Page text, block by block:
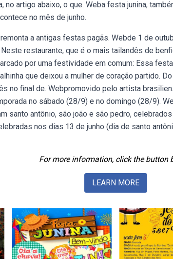
no artigo abaixo, o que. Weba festa junina,
no mês de junho.
a antigas festas pagãs. Webde 1 de
restaurante, que é o mais tailandês de
por uma festividade em comum: Essa
que deixou a mulher de coração partido.
no final de. Webpromovido pelo artista
no sábado (28/9) e no domingo (28/9).
santo antônio, são joão e são pedro,
nos dias 13 de junho (dia de santo
For more information, click the button
LEARN MORE